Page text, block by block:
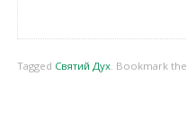
Tagged Святий Дух. Bookmark the